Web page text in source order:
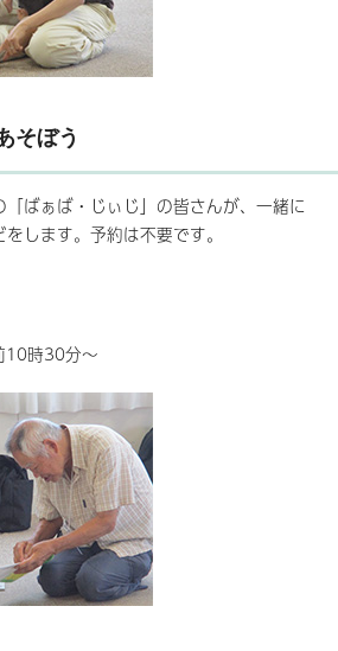
そぼう
ばぁば・じぃじ」の皆さんが、一緒に
します。予約は不要です。
10時30分～